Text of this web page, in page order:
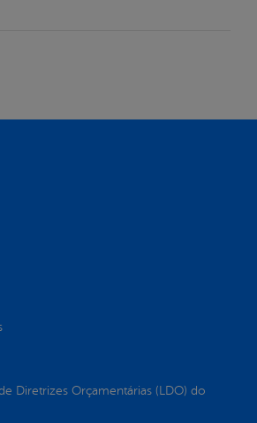
Diretrizes Orçamentárias (LDO) do